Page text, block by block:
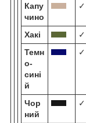
Капу
чино
✓
Хакі ✓
Темн
о-
сині
й
✓
Чор
ний
✓